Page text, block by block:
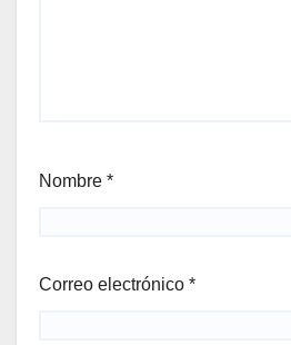
Nombre *
Correo electrónico *